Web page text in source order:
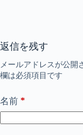
返信を残す
メールアドレスが公開
欄は必須項目です
名前 *